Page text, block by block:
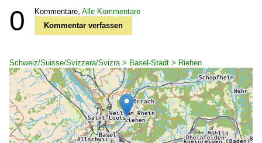
0 Kommentare, Alle Kommentare
Kommentar verfassen
Schweiz/Suisse/Svizzera/Svizra > Basel-Stadt > Riehen